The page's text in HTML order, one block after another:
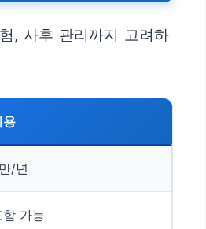
, 사후 관리까지 고려하
용
/년
가능